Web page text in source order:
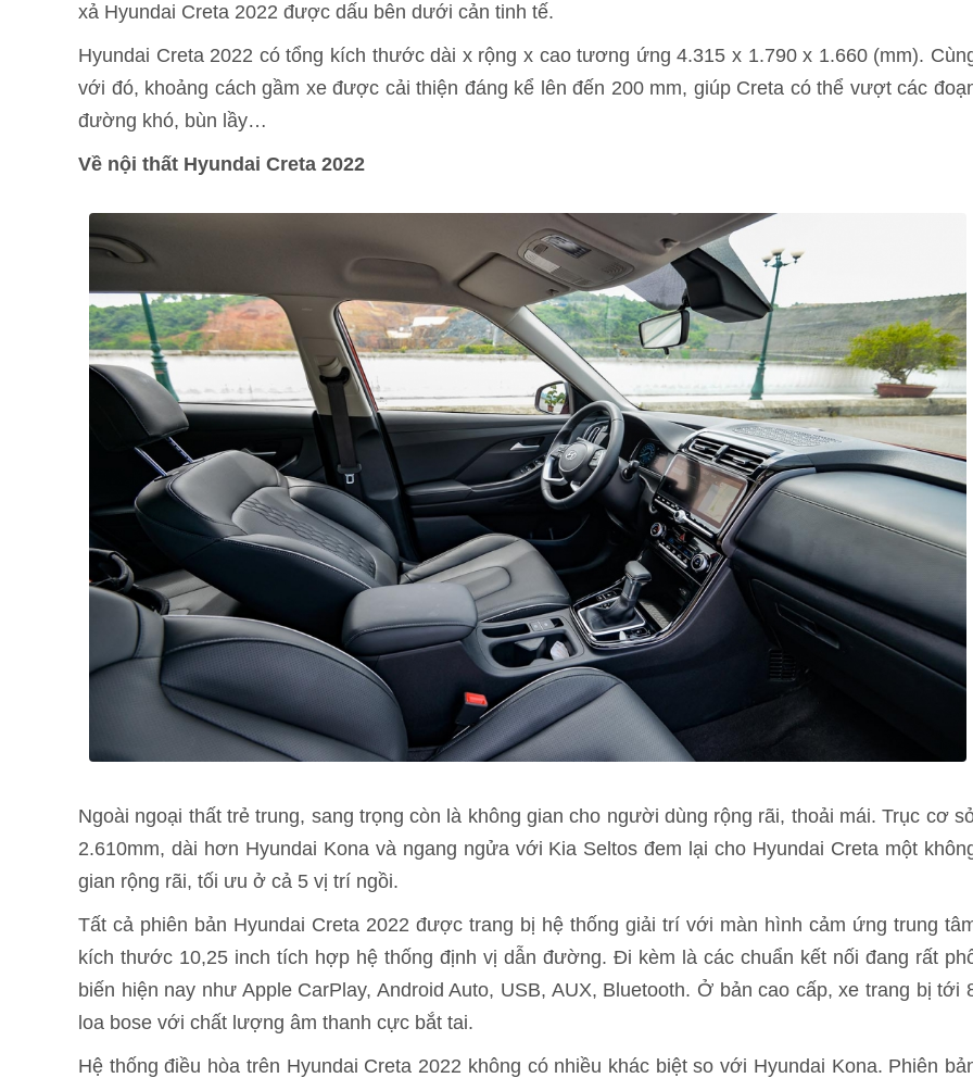
xả Hyundai Creta 2022 được dấu bên dưới cản tinh tế.
Hyundai Creta 2022 có tổng kích thước dài x rộng x cao tương ứng 4.315 x 1.790 x 1.660 (mm).
với đó, khoảng cách gầm xe được cải thiện đáng kể lên đến 200 mm, giúp Creta có thể vượt các
đường khó, bùn lầy…
Về nội thất Hyundai Creta 2022
Ngoài ngoại thất trẻ trung, sang trọng còn là không gian cho người dùng rộng rãi, thoải mái. Trục cơ
2.610mm, dài hơn Hyundai Kona và ngang ngửa với Kia Seltos đem lại cho Hyundai Creta một
gian rộng rãi, tối ưu ở cả 5 vị trí ngồi.
Tất cả phiên bản Hyundai Creta 2022 được trang bị hệ thống giải trí với màn hình cảm ứng trung
kích thước 10,25 inch tích hợp hệ thống định vị dẫn đường. Đi kèm là các chuẩn kết nối đang rất
biến hiện nay như Apple CarPlay, Android Auto, USB, AUX, Bluetooth. Ở bản cao cấp, xe trang bị tới
loa bose với chất lượng âm thanh cực bắt tai.
Hệ thống điều hòa trên Hyundai Creta 2022 không có nhiều khác biệt so với Hyundai Kona. Phiên